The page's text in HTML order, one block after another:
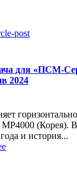
post
для «ПСМ-
2024
MP4000 (Корея).
и история...